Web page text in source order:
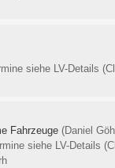
siehe LV-Details
Fahrzeuge (Daniel
siehe LV-Details